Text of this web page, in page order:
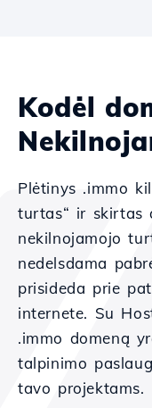
Kodėl
Plėtinys .immo
turtas“ ir skirtas
nekilnojamojo
nedelsdama
prisideda prie
internete. Su
.immo domeną
talpinimo
tavo projektams.